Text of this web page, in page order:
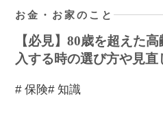
お金・お家のこと
【必見】80歳を超えた
入する時の選び方や見
# 保険# 知識